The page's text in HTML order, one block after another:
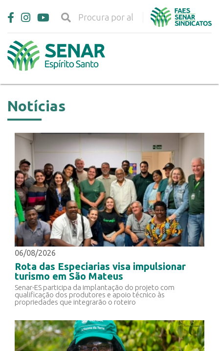
Notícias
06/08/2026
Rota das Especiarias visa impulsionar
turismo em São Mateus
Senar-ES participa da implantação do projeto com
qualificação dos produtores e apoio técnico às
propriedades que integrarão o roteiro